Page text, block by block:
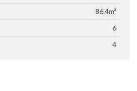
86.4m²
6
4